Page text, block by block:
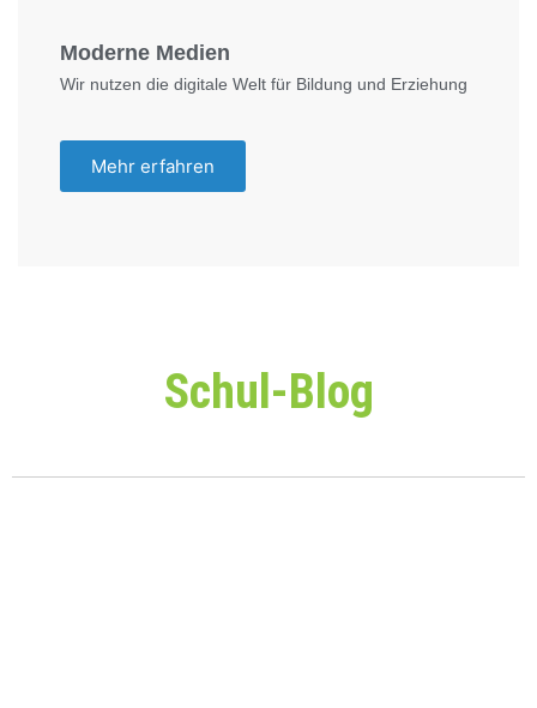
Moderne Medien
Wir nutzen die digitale Welt für Bildung und Erziehung
Mehr erfahren
Schul-Blog